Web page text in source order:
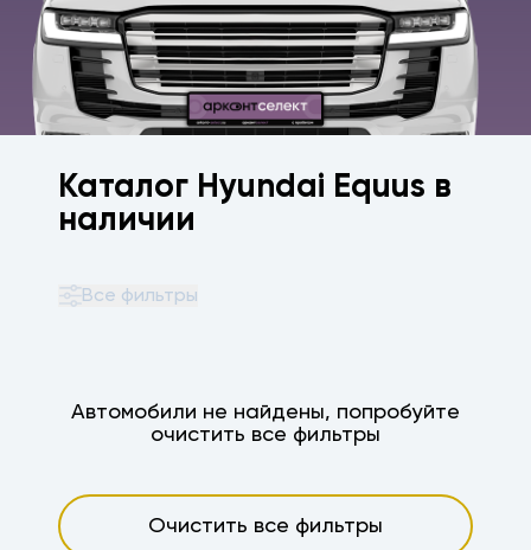
Каталог Hyundai Equus в
наличии
Автомобили не найдены, попробуйте
очистить все фильтры
Очистить все фильтры
Все фильтры